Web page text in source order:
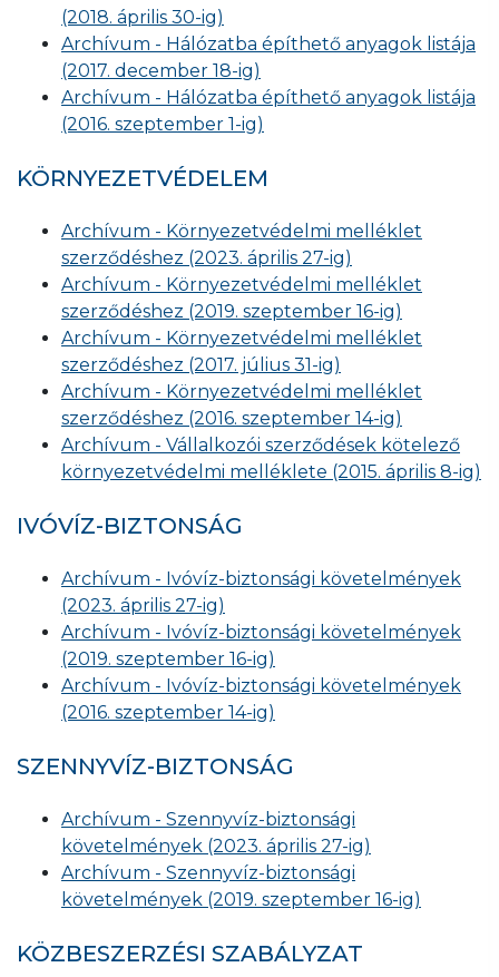
(2018. április 30-ig)
Archívum - Hálózatba építhető anyagok listája
(2017. december 18-ig)
Archívum - Hálózatba építhető anyagok listája
(2016. szeptember 1-ig)
KÖRNYEZETVÉDELEM
Archívum - Környezetvédelmi melléklet
szerződéshez (2023. április 27-ig)
Archívum - Környezetvédelmi melléklet
szerződéshez (2019. szeptember 16-ig)
Archívum - Környezetvédelmi melléklet
szerződéshez (2017. július 31-ig)
Archívum - Környezetvédelmi melléklet
szerződéshez (2016. szeptember 14-ig)
Archívum - Vállalkozói szerződések kötelező
környezetvédelmi melléklete (2015. április 8-ig)
IVÓVÍZ-BIZTONSÁG
Archívum - Ivóvíz-biztonsági követelmények
(2023. április 27-ig)
Archívum - Ivóvíz-biztonsági követelmények
(2019. szeptember 16-ig)
Archívum - Ivóvíz-biztonsági követelmények
(2016. szeptember 14-ig)
SZENNYVÍZ-BIZTONSÁG
Archívum - Szennyvíz-biztonsági
követelmények (2023. április 27-ig)
Archívum - Szennyvíz-biztonsági
követelmények (2019. szeptember 16-ig)
KÖZBESZERZÉSI SZABÁLYZAT